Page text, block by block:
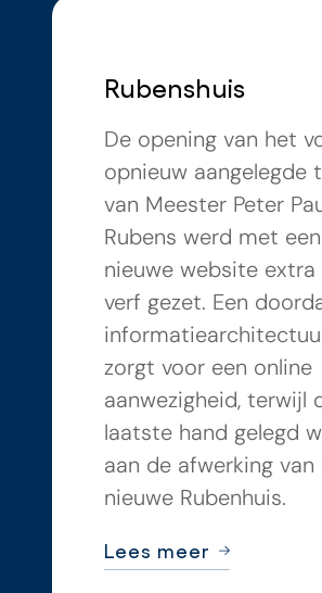
Rubenshuis
De opening van het
opnieuw aangelegde
van Meester Peter
Rubens werd met
nieuwe website extra
verf gezet. Een
zorgt voor een online
aanwezigheid, terwijl
laatste hand gelegd
aan de afwerking van
nieuwe Rubenhuis.
Lees meer